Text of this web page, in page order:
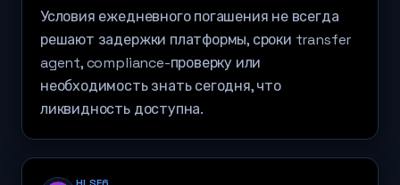
Условия ежедневного погашения не всегда
решают задержки платформы, сроки transfer
agent, compliance-проверку или
необходимость знать сегодня, что
ликвидность доступна.